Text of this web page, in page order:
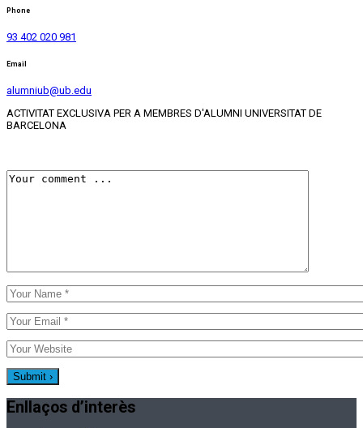
Phone
93 402 020 981
Email
alumniub@ub.edu
ACTIVITAT EXCLUSIVA PER A MEMBRES D'ALUMNI UNIVERSITAT DE
BARCELONA
Enllaços d’interès